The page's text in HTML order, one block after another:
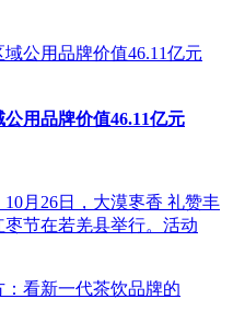
用品牌价值46.11亿元
月26日，大漠栆香 礼赞丰
节在若羌县举行。活动